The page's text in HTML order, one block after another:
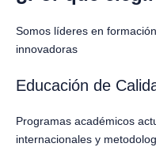
Somos líderes en
innovadoras
Educación de
Programas académicos
internacionales y